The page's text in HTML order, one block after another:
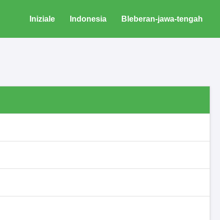
Iniziale Indonesia Bleberan-jawa-tengah